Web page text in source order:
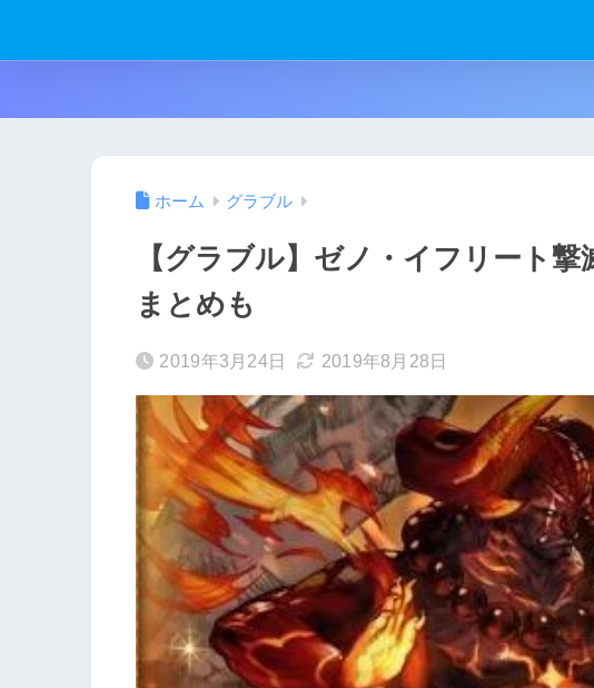
ホーム グラブル
【グラブル】ゼノ・イフリート
まとめも
2019年3月24日 2019年8月28日